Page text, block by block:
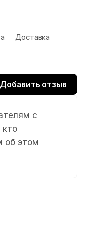
Доставка
с
кто
об этом
Добавить отзыв